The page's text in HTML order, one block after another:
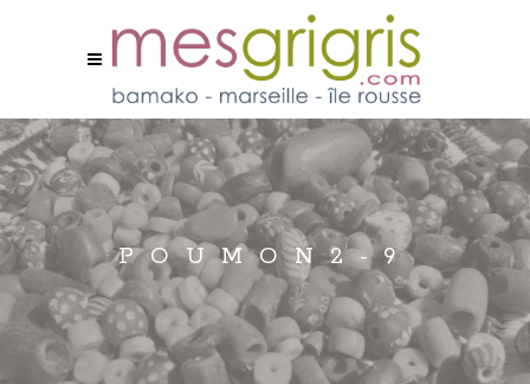
POUMON2-9